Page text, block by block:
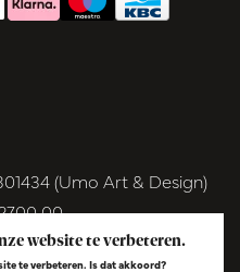
(Umo Art & Design)
00
website te verbeteren.
te verbeteren. Is dat akkoord?